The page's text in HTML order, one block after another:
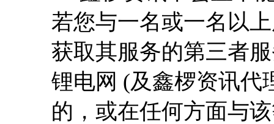
若您与一名或一名以
获取其服务的第三者
锂电网 (及鑫椤资讯代
的，或在任何方面与